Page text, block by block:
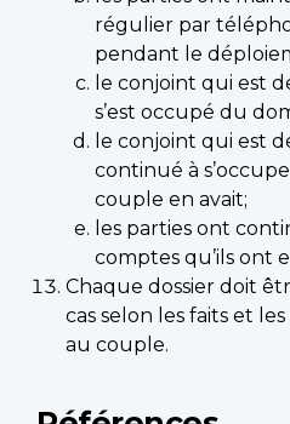
régulier par
pendant le
le conjoint qui est
s’est occupé du
le conjoint qui est
continué à
couple en avait;
les parties ont
comptes qu’ils ont
Chaque dossier doit
cas selon les faits et
au couple.